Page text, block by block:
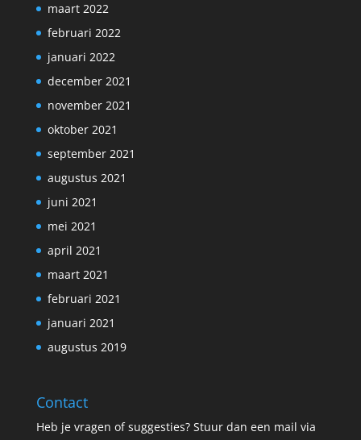
maart 2022
februari 2022
januari 2022
december 2021
november 2021
oktober 2021
september 2021
augustus 2021
juni 2021
mei 2021
april 2021
maart 2021
februari 2021
januari 2021
augustus 2019
Contact
Heb je vragen of suggesties? Stuur dan een mail via